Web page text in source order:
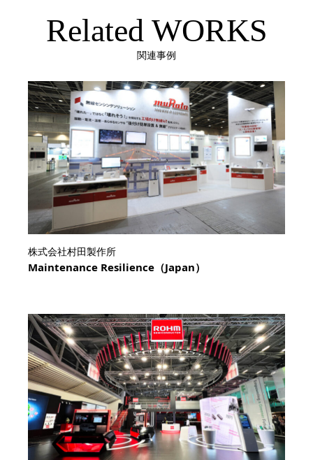
Related WORKS
関連事例
株式会社村田製作所
Maintenance Resilience（Japan）